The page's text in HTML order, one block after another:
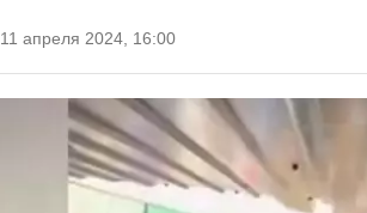
11 апреля 2024, 16:00